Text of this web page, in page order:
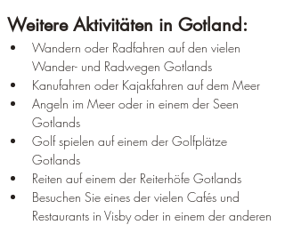
Weitere Aktivitäten in Gotland:
Wandern oder Radfahren auf den vielen
Wander- und Radwegen Gotlands
Kanufahren oder Kajakfahren auf dem Meer
Angeln im Meer oder in einem der Seen
Gotlands
Golf spielen auf einem der Golfplätze
Gotlands
Reiten auf einem der Reiterhöfe Gotlands
Besuchen Sie eines der vielen Cafés und
Restaurants in Visby oder in einem der anderen